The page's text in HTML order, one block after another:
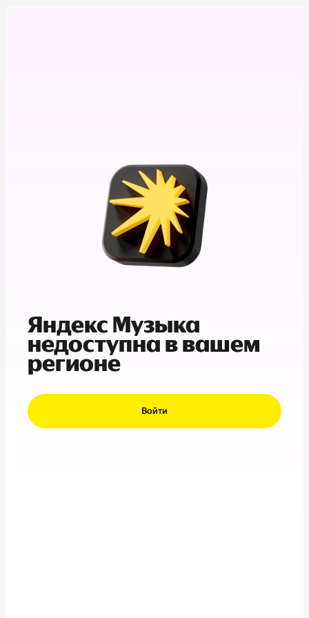
Яндекс Музыка
недоступна в вашем
регионе
Войти